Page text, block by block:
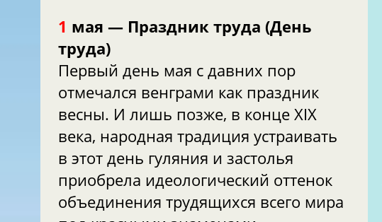
1 мая — Праздник труда (День
труда)
Первый день мая с давних пор
отмечался венграми как праздник
весны. И лишь позже, в конце XIX
века, народная традиция устраивать
в этот день гуляния и застолья
приобрела идеологический оттенок
объединения трудящихся всего мира